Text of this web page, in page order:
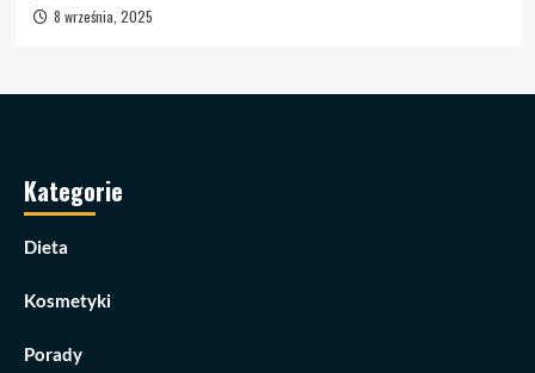
8 września, 2025
Kategorie
Dieta
Kosmetyki
Porady